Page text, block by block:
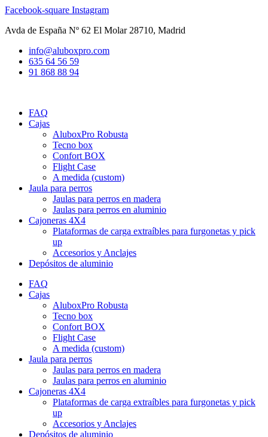
Ir
contenido
Facebook-square Instagram
Avda de España Nº 62 El Molar 28710, Madrid
info@aluboxpro.com
635 64 56 59
91 868 88 94
FAQ
Cajas
AluboxPro Robusta
Tecno box
Confort BOX
Flight Case
A medida (custom)
Jaula para perros
Jaulas para perros en madera
Jaulas para perros en aluminio
Cajoneras 4X4
Plataformas de carga extraíbles para furgonetas y pick
up
Accesorios y Anclajes
Depósitos de aluminio
FAQ
Cajas
AluboxPro Robusta
Tecno box
Confort BOX
Flight Case
A medida (custom)
Jaula para perros
Jaulas para perros en madera
Jaulas para perros en aluminio
Cajoneras 4X4
Plataformas de carga extraíbles para furgonetas y pick
up
Accesorios y Anclajes
Depósitos de aluminio